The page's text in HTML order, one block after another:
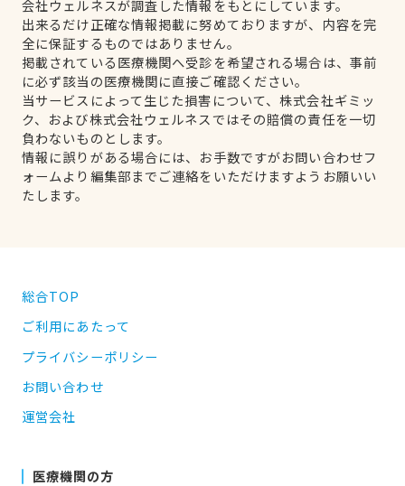
会社ウェルネスが調査した情報をもとにしています。
出来るだけ正確な情報掲載に努めておりますが、内容を完
全に保証するものではありません。
掲載されている医療機関へ受診を希望される場合は、事前
に必ず該当の医療機関に直接ご確認ください。
当サービスによって生じた損害について、株式会社ギミッ
ク、および株式会社ウェルネスではその賠償の責任を一切
負わないものとします。
情報に誤りがある場合には、お手数ですがお問い合わせフ
ォームより編集部までご連絡をいただけますようお願いい
たします。
総合TOP
ご利用にあたって
プライバシーポリシー
お問い合わせ
運営会社
医療機関の方